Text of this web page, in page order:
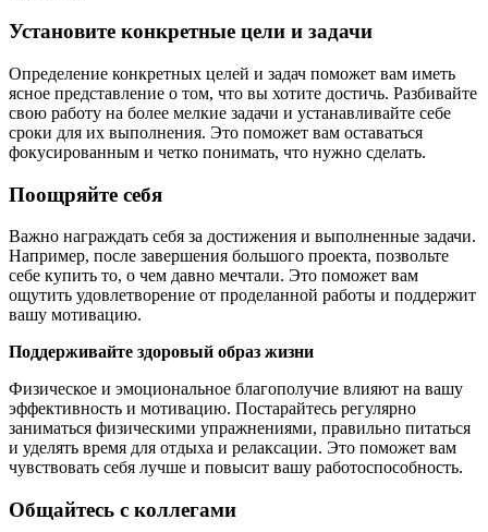
Установите конкретные цели и задачи
Определение конкретных целей и задач поможет вам иметь
ясное представление о том, что вы хотите достичь. Разбивайте
свою работу на более мелкие задачи и устанавливайте себе
сроки для их выполнения. Это поможет вам оставаться
фокусированным и четко понимать, что нужно сделать.
Поощряйте себя
Важно награждать себя за достижения и выполненные задачи.
Например, после завершения большого проекта, позвольте
себе купить то, о чем давно мечтали. Это поможет вам
ощутить удовлетворение от проделанной работы и поддержит
вашу мотивацию.
Поддерживайте здоровый образ жизни
Физическое и эмоциональное благополучие влияют на вашу
эффективность и мотивацию. Постарайтесь регулярно
заниматься физическими упражнениями, правильно питаться
и уделять время для отдыха и релаксации. Это поможет вам
чувствовать себя лучше и повысит вашу работоспособность.
Общайтесь с коллегами